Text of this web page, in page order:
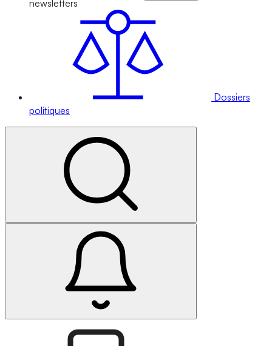
newsletters
Dossiers
politiques